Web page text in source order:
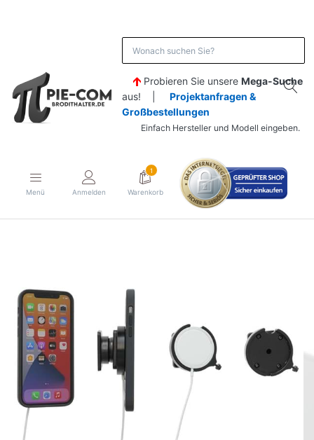
Probieren Sie unsere Mega-Suche
aus! | Projektanfragen &
Großbestellungen
Einfach Hersteller und Modell eingeben.
Menü Anmelden
1
Warenkorb